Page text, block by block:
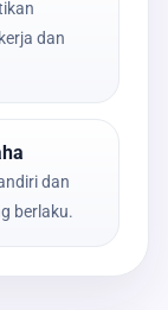
dan
dan
berlaku.